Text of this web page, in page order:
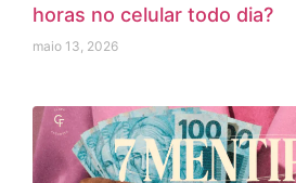
horas no celular todo dia?
maio 13, 2026